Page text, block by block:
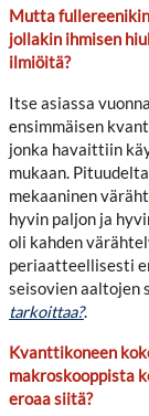
Mutta
jollakin ihmisen
ilmiöitä?
Itse asiassa
ensimmäisen
jonka havaittiin
mukaan.
mekaaninen
hyvin paljon ja
oli kahden
periaatteellisesti
seisovien aaltojen
tarkoittaa?.
Kvanttikoneen
makroskooppista
eroaa siitä?